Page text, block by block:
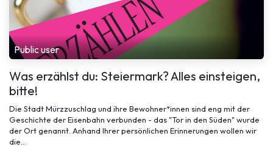
Public user
Was erzählst du: Steiermark? Alles einsteigen,
bitte!
Die Stadt Mürzzuschlag und ihre Bewohner*innen sind eng mit der
Geschichte der Eisenbahn verbunden - das "Tor in den Süden" wurde
der Ort genannt. Anhand Ihrer persönlichen Erinnerungen wollen wir
die...